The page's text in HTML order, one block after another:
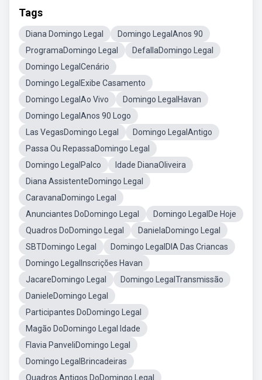
Tags
Diana Domingo Legal
Domingo LegalAnos 90
ProgramaDomingo Legal
DefallaDomingo Legal
Domingo LegalCenário
Domingo LegalExibe Casamento
Domingo LegalAo Vivo
Domingo LegalHavan
Domingo LegalAnos 90 Logo
Las VegasDomingo Legal
Domingo LegalAntigo
Passa Ou RepassaDomingo Legal
Domingo LegalPalco
Idade DianaOliveira
Diana AssistenteDomingo Legal
CaravanaDomingo Legal
Anunciantes DoDomingo Legal
Domingo LegalDe Hoje
Quadros DoDomingo Legal
DanielaDomingo Legal
SBTDomingo Legal
Domingo LegalDIA Das Criancas
Domingo LegalInscrições Havan
JacareDomingo Legal
Domingo LegalTransmissão
DanieleDomingo Legal
Participantes DoDomingo Legal
Magão DoDomingo Legal Idade
Flavia PanveliDomingo Legal
Domingo LegalBrincadeiras
Quadros Antigos DoDomingo Legal